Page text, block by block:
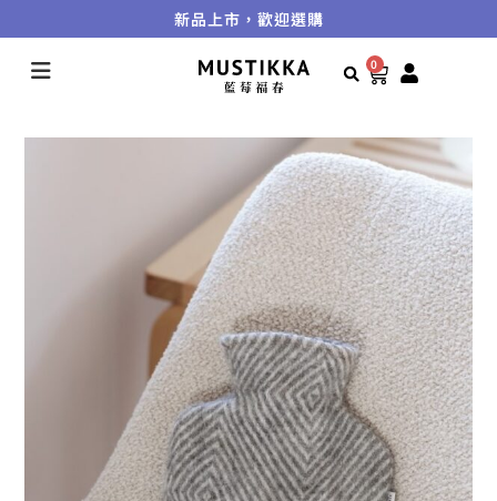
新品上市，歡迎選購
0